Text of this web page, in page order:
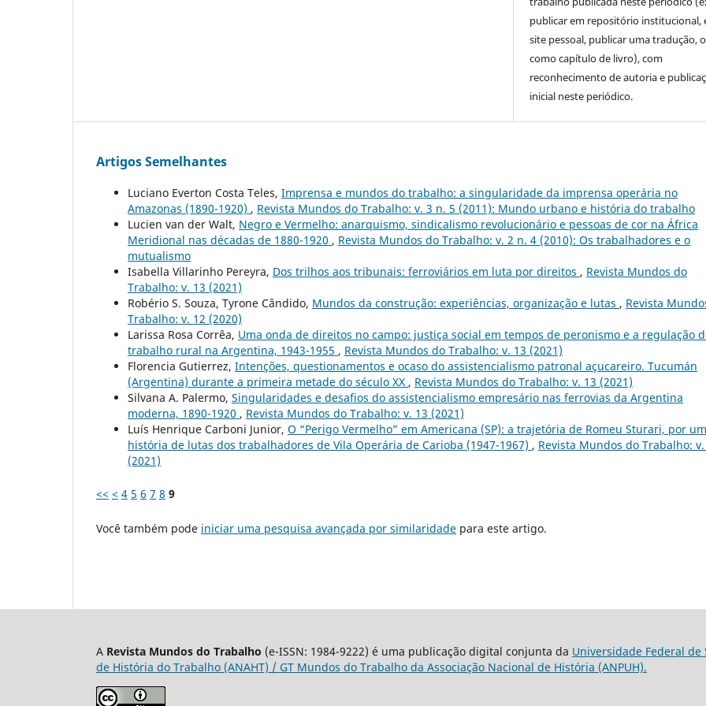
publicar em repositório institucional,
site pessoal, publicar uma tradução,
como capítulo de livro), com
reconhecimento de autoria e
inicial neste periódico.
Artigos Semelhantes
Luciano Everton Costa Teles, Imprensa e mundos do trabalho: a singularidade da imprensa operária no
Amazonas (1890-1920) , Revista Mundos do Trabalho: v. 3 n. 5 (2011): Mundo urbano e história do trabalho
Lucien van der Walt, Negro e Vermelho: anarquismo, sindicalismo revolucionário e pessoas de cor na África
Meridional nas décadas de 1880-1920 , Revista Mundos do Trabalho: v. 2 n. 4 (2010): Os trabalhadores e o
mutualismo
Isabella Villarinho Pereyra, Dos trilhos aos tribunais: ferroviários em luta por direitos , Revista Mundos do
Trabalho: v. 13 (2021)
Robério S. Souza, Tyrone Cândido, Mundos da construção: experiências, organização e lutas , Revista
Trabalho: v. 12 (2020)
Larissa Rosa Corrêa, Uma onda de direitos no campo: justiça social em tempos de peronismo e a regulação
trabalho rural na Argentina, 1943-1955 , Revista Mundos do Trabalho: v. 13 (2021)
Florencia Gutierrez, Intenções, questionamentos e ocaso do assistencialismo patronal açucareiro. Tucumán
(Argentina) durante a primeira metade do século XX , Revista Mundos do Trabalho: v. 13 (2021)
Silvana A. Palermo, Singularidades e desafios do assistencialismo empresário nas ferrovias da Argentina
moderna, 1890-1920 , Revista Mundos do Trabalho: v. 13 (2021)
Luís Henrique Carboni Junior, O “Perigo Vermelho” em Americana (SP): a trajetória de Romeu Sturari, por
história de lutas dos trabalhadores de Vila Operária de Carioba (1947-1967) , Revista Mundos do Trabalho: v.
(2021)
<< < 4 5 6 7 8 9
Você também pode iniciar uma pesquisa avançada por similaridade para este artigo.
A Revista Mundos do Trabalho (e-ISSN: 1984-9222) é uma publicação digital conjunta da Universidade Federal de
de História do Trabalho (ANAHT) / GT Mundos do Trabalho da Associação Nacional de História (ANPUH).